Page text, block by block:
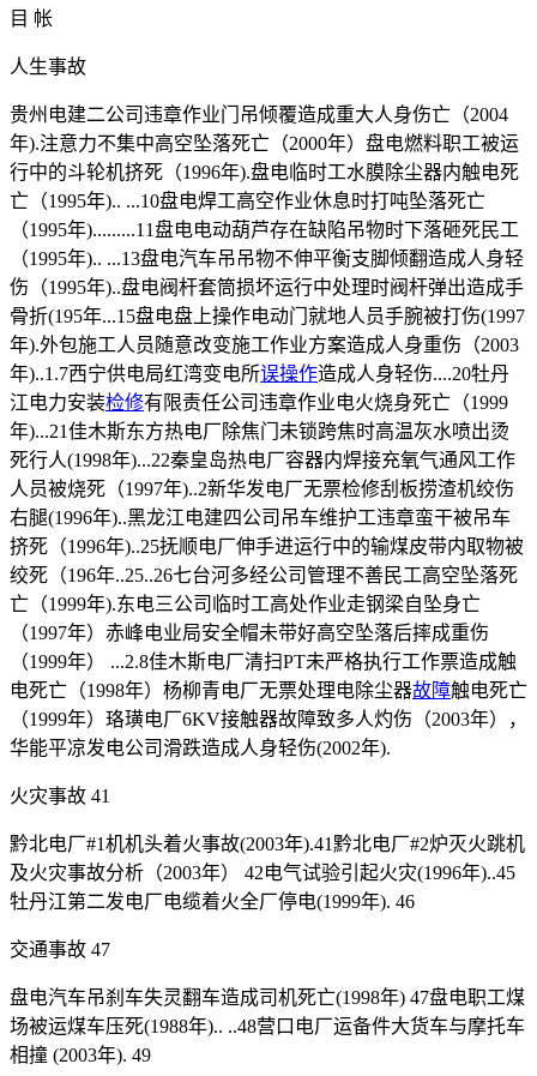
目 帐
人生事故
贵州电建二公司违章作业门吊倾覆造成重大人身伤亡（2004
年).注意力不集中高空坠落死亡（2000年）盘电燃料职工被运
行中的斗轮机挤死（1996年).盘电临时工水膜除尘器内触电死
亡（1995年).. ...10盘电焊工高空作业休息时打吨坠落死亡
（1995年).........11盘电电动葫芦存在缺陷吊物时下落砸死民工
（1995年).. ...13盘电汽车吊吊物不伸平衡支脚倾翻造成人身轻
伤（1995年)..盘电阀杆套筒损坏运行中处理时阀杆弹出造成手
骨折(195年...15盘电盘上操作电动门就地人员手腕被打伤(1997
年).外包施工人员随意改变施工作业方案造成人身重伤（2003
年)..1.7西宁供电局红湾变电所误操作造成人身轻伤....20牡丹
江电力安装检修有限责任公司违章作业电火烧身死亡（1999
年)...21佳木斯东方热电厂除焦门未锁跨焦时高温灰水喷出烫
死行人(1998年)...22秦皇岛热电厂容器内焊接充氧气通风工作
人员被烧死（1997年)..2新华发电厂无票检修刮板捞渣机绞伤
右腿(1996年)..黑龙江电建四公司吊车维护工违章蛮干被吊车
挤死（1996年)..25抚顺电厂伸手进运行中的输煤皮带内取物被
绞死（196年..25..26七台河多经公司管理不善民工高空坠落死
亡（1999年).东电三公司临时工高处作业走钢梁自坠身亡
（1997年）赤峰电业局安全帽未带好高空坠落后摔成重伤
（1999年） ...2.8佳木斯电厂清扫PT未严格执行工作票造成触
电死亡（1998年）杨柳青电厂无票处理电除尘器故障触电死亡
（1999年）珞璜电厂6KV接触器故障致多人灼伤（2003年），
华能平凉发电公司滑跌造成人身轻伤(2002年).
火灾事故 41
黔北电厂#1机机头着火事故(2003年).41黔北电厂#2炉灭火跳机
及火灾事故分析（2003年） 42电气试验引起火灾(1996年)..45
牡丹江第二发电厂电缆着火全厂停电(1999年). 46
交通事故 47
盘电汽车吊刹车失灵翻车造成司机死亡(1998年) 47盘电职工煤
场被运煤车压死(1988年).. ..48营口电厂运备件大货车与摩托车
相撞 (2003年). 49